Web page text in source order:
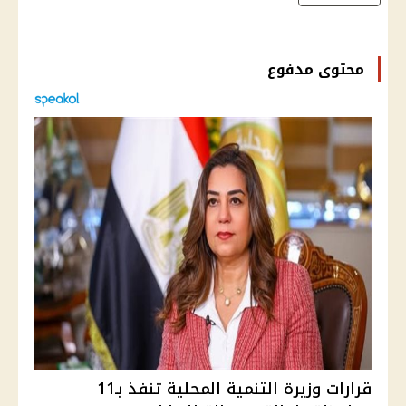
محتوى مدفوع
قرارات وزيرة التنمية المحلية تنفذ بـ11